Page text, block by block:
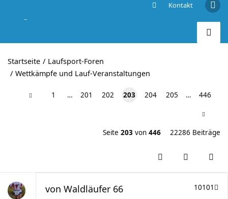
Kontakt
Berg- und Landschafts-Läufe im wilden Süden
Startseite
Laufsport-Foren
Wettkämpfe und Lauf-Veranstaltungen
1 … 201 202 203 204 205 … 446
Seite 203 von 446 22286 Beiträge
10101
von Waldläufer 66